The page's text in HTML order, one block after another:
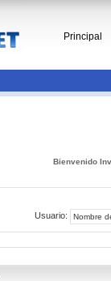
Principal
Bienvenido
Usuario: